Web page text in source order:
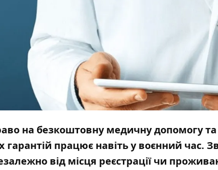
на безкоштовну медичну допомогу та
працює навіть у воєнний час.
від місця реєстрації чи